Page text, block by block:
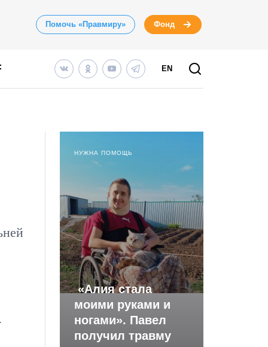
Помочь «Правмиру» Фонд
EN
НУЖНА ПОМОЩЬ
«Алия стала
моими руками и
ногами». Павел
получил травму